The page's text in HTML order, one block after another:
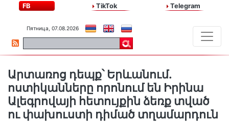
FB TikTok Telegram
Пятница, 07.08.2026
Արտառոց դեպք՝ Երևանում․
ոստիկանները որոնում են Իրինա
Ալեգրովայի հետույքին ձեռք տված
ու փախուստի դիմած տղամարդուն